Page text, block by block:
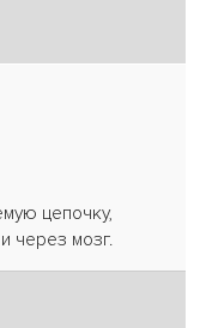
цепочку,
через мозг.